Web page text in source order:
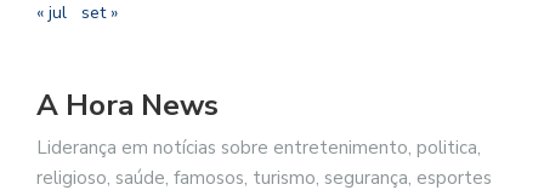
« jul set »
A Hora News
Liderança em notícias sobre entretenimento, politica,
religioso, saúde, famosos, turismo, segurança, esportes